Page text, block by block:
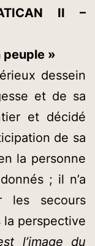
II –
peuple »
dessein
et de sa
et décidé
de sa
la personne
; il n’a
les secours
la perspective
l’image du